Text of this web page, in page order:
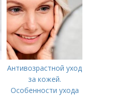
Антивозрастной уход
за кожей.
Особенности ухода